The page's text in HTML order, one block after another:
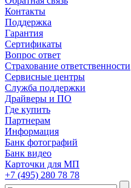
Контакты
Поддержка
Гарантия
Сертификаты
Вопрос ответ
Страхование ответственности
Сервисные центры
Служба поддержки
Драйверы и ПО
Где купить
Партнерам
Информация
Банк фотографий
Банк видео
Карточки для МП
+7 (495) 280 78 78